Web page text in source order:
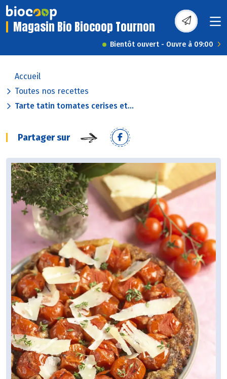
Magasin Bio Biocoop Tournon
Bientôt ouvert - Ouvre à 09:00
Accueil
Toutes nos recettes
Tarte tatin tomates cerises et...
Partager sur